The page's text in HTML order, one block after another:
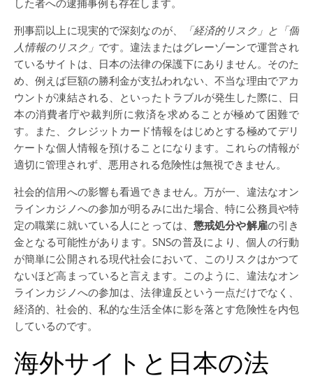
した者への逮捕事例も存在します。
刑事罰以上に現実的で深刻なのが、
「経済的リスク」と「個
人情報のリスク」 です。違法またはグレーゾーンで運営され
ているサイトは、日本の法律の保護下にありません。そのた
め、例えば巨額の勝利金が支払われない、不当な理由でアカ
ウントが凍結される、といったトラブルが発生した際に、日
本の消費者庁や裁判所に救済を求めることが極めて困難で
す。また、クレジットカード情報をはじめとする極めてデリ
ケートな個人情報を預けることになります。これらの情報が
適切に管理されず、悪用される危険性は無視できません。
社会的信用への影響も看過できません。万が一、違法なオン
ラインカジノへの参加が明るみに出た場合、特に公務員や特
定の職業に就いている人にとっては、 懲戒処分や解雇の引き
金となる可能性があります。SNSの普及により、個人の行動
が簡単に公開される現代社会において、このリスクはかつて
ないほど高まっていると言えます。このように、違法なオン
ラインカジノへの参加は、法律違反という一点だけでなく、
経済的、社会的、私的な生活全体に影を落とす危険性を内包
しているのです。
海外サイトと日本の法